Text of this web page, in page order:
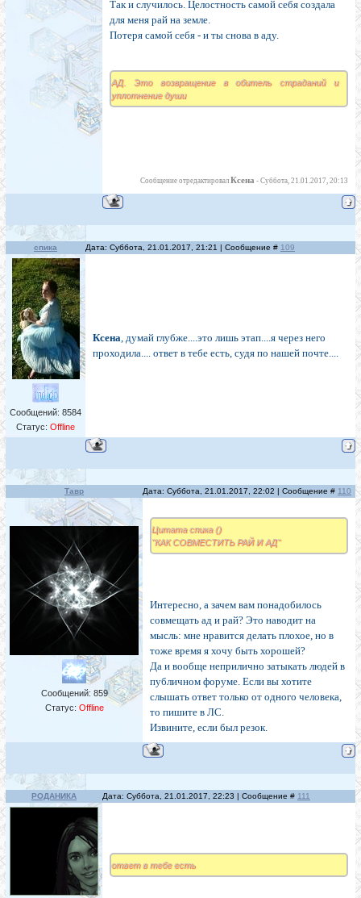
Так и случилось. Целостность самой себя создала
для меня рай на земле.
Потеря самой себя - и ты снова в аду.
АД. Это возвращение в обитель страданий и
уплотнение души
Сообщение отредактировал Ксена - Суббота, 21.01.2017, 20:13
спика Дата: Суббота, 21.01.2017, 21:21 | Сообщение # 109
Сообщений: 8584
Статус: Offline
Ксена, думай глубже....это лишь этап....я через него
проходила.... ответ в тебе есть, судя по нашей почте....
Тавр Дата: Суббота, 21.01.2017, 22:02 | Сообщение # 110
Сообщений: 859
Статус: Offline
Цитата спика ()
"КАК СОВМЕСТИТЬ РАЙ И АД"
Интересно, а зачем вам понадобилось
совмещать ад и рай? Это наводит на
мысль: мне нравится делать плохое, но в
тоже время я хочу быть хорошей?
Да и вообще неприлично затыкать людей в
публичном форуме. Если вы хотите
слышать ответ только от одного человека,
то пишите в ЛС.
Извините, если был резок.
РОДАНИКА Дата: Суббота, 21.01.2017, 22:23 | Сообщение # 111
ответ в тебе есть